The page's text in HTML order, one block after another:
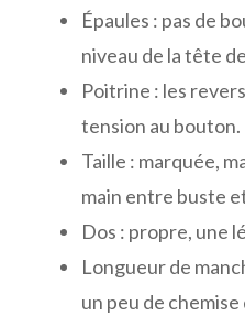
Épaules : pas de
niveau de la tête
Poitrine : les
tension au bouton.
Taille : marquée,
main entre buste
Dos : propre, une
Longueur de
un peu de chemise